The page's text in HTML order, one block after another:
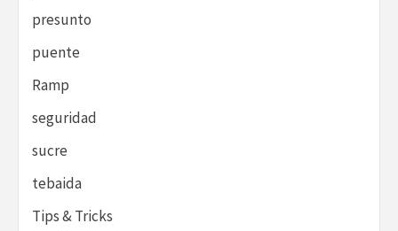
presunto
puente
Ramp
seguridad
sucre
tebaida
Tips & Tricks